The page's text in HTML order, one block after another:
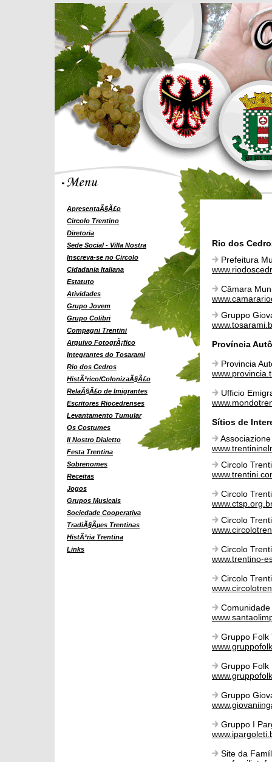
ApresentaÃ§Ã£o
Circolo Trentino
Diretoria
Sede Social - Villa Nostra
Inscreva-se no Circolo
Cidadania Italiana
Estatuto
Atividades
Grupo Jovem
Grupo Colibri
Compagni Trentini
Arquivo FotogrÃ¡fico
Integrantes do Tosarami
Rio dos Cedros
HistÃ³rico/ColonizaÃ§Ã£o
RelaÃ§Ã£o de Imigrantes
Escritores Riocedrenses
Levantamento Tumular
Os Costumes
Il Nostro Dialetto
Festa Trentina
Sobrenomes
Receitas
Jogos
Grupos Musicais
Sociedade Cooperativa
TradiÃ§Ãµes Trentinas
HistÃ³ria Trentina
Links
Rio dos
Prefeitura
Câmara
Gruppo
Província
Provincia
Ufficio
Sítios de
Circolo
Circolo
Circolo
Circolo
www.trentino-
Circolo
Gruppo Folk
Gruppo Folk
Gruppo
Gruppo I
Site da